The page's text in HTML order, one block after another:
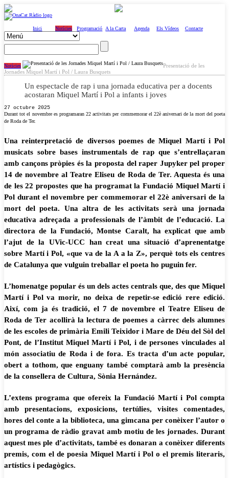
Inici Notícies Programació A la Carta Agenda Els Vídeos Contacte
Notícies
Presentació de les
Jornades Miquel Martí i Pol / Laura Busquets
Un espectacle de rap i una jornada educativa per a docents
acostaran Miquel Martí i Pol a infants i joves
27 octubre 2025
Durant tot el novembre es programaran 22 activitats per commemorar el 22è aniversari de la mort del poeta
de Roda de Ter.
Una reinterpretació de diversos poemes de Miquel Martí i Pol
musicats sobre bases instrumentals de rap que s’entrellaçaran
amb cançons pròpies és la proposta del raper Jupyker pel proper
14 de novembre al Teatre Eliseu de Roda de Ter. Aquesta és una
de les 22 propostes que ha programat la Fundació Miquel Martí i
Pol durant el novembre per commemorar el 22è aniversari de la
mort del poeta. Una altra de les activitats serà una jornada
educativa adreçada a professionals de l’àmbit de l’educació. La
directora de la Fundació, Montse Caralt, ha explicat que amb
l’ajut de la UVic-UCC han creat una situació d’aprenentatge
sobre Martí i Pol, «que va de la A a la Z», perquè tots els centres
de Catalunya que vulguin treballar el poeta ho puguin fer.
L’homenatge popular és un dels actes centrals que, des que Miquel
Martí i Pol va morir, no deixa de repetir-se edició rere edició.
Així, com ja és tradició, el 7 de novembre el Teatre Eliseu de
Roda de Ter acollirà la lectura de poemes a càrrec dels alumnes
de les escoles de primària Emili Teixidor i Mare de Déu del Sòl del
Pont, de l’Institut Miquel Martí i Pol, i de persones vinculades al
món associatiu de Roda i de fora. Es tracta d’un acte popular,
obert a tothom, que enguany també comptarà amb la presència
de la consellera de Cultura, Sònia Hernández.
L’extens programa que ofereix la Fundació Martí i Pol compta
amb presentacions, exposicions, tertúlies, visites comentades,
hores del conte a la biblioteca, una gimcana per conèixer l’autor o
un programa de ràdio gravat amb motiu de les jornades. Durant
aquest mes ple d’activitats, també es donaran a conèixer diferents
premis, com el de poesia Miquel Martí i Pol o el premis literaris,
artístics i pedagògics.